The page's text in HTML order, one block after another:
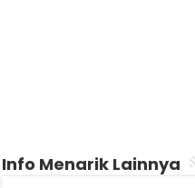
Info Menarik Lainnya